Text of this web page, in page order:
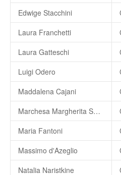
Edwige Stacchini
Laura Franchetti
Laura Gatteschi
Luigi Odero
Maddalena Cajani
Marchesa Margherita Serra
Maria Fantoni
Massimo d'Azeglio
Natalia Naristkine